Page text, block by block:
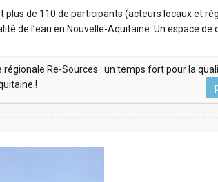
de 110 de participants (acteurs locaux et
de l’eau en Nouvelle-Aquitaine. Un espace de
régionale Re-Sources : un temps fort pour la
!